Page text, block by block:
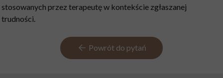
Powrót do pytań
stosowanych przez terapeutę w kontekście zgłaszanej
trudności.